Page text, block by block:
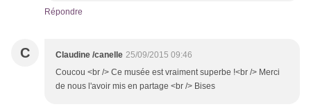
Répondre
C Claudine /canelle 25/09/2015 09:46
Coucou <br /> Ce musée est vraiment superbe !<br /> Merci
de nous l'avoir mis en partage <br /> Bises